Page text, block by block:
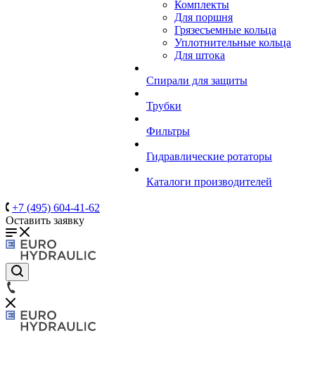
Комплекты
Для поршня
Грязесъемные кольца
Уплотнительные кольца
Для штока
Спирали для защиты
Трубки
Фильтры
Гидравлические ротаторы
Каталоги производителей
+7 (495) 604-41-62
Оставить заявку